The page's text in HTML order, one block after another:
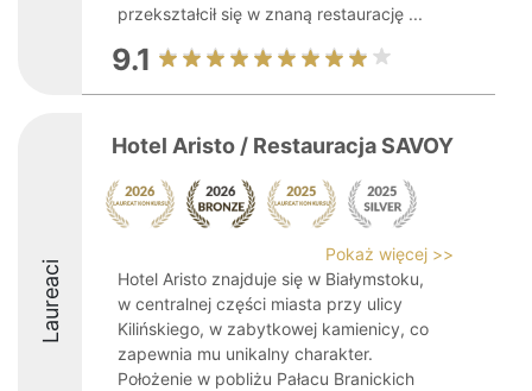
przekształcił się w znaną restaurację ...
9.1
Laureaci
Hotel Aristo / Restauracja SAVOY
Pokaż więcej >>
Hotel Aristo znajduje się w Białymstoku,
w centralnej części miasta przy ulicy
Kilińskiego, w zabytkowej kamienicy, co
zapewnia mu unikalny charakter.
Położenie w pobliżu Pałacu Branickich